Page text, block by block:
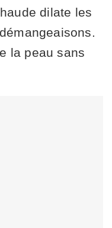
dilate les
la peau sans